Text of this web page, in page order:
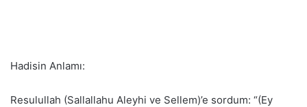
Hadisin Anlamı:
Resulullah (Sallallahu Aleyhi ve Sellem)’e sordum: “(Ey